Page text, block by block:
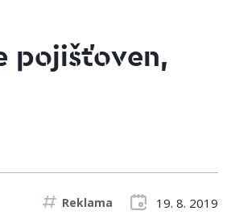
pojišťoven,
Reklama 19. 8. 2019